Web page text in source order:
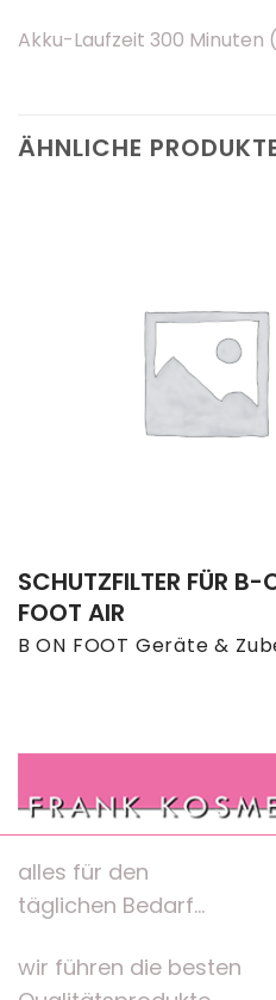
Akku-Laufzeit 300 Minuten
ÄHNLICHE
B ON FOOT Geräte &
SCHUTZFILTER FÜR B-
FOOT AIR
alles für den
täglichen Bedarf...
wir führen die besten